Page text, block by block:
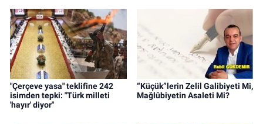
"Çerçeve yasa" teklifine 242
isimden tepki: "Türk milleti
'hayır' diyor"
“Küçük”lerin Zelil Galibiyeti Mi,
Mağlûbiyetin Asaleti Mi?